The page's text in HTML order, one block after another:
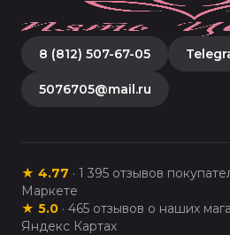
8 (812) 507-67-05
5076705@mail.ru
★ 4.77 · 1 395 отзывов
Маркете
★ 5.0 · 465 отзывов о наших
Яндекс Картах